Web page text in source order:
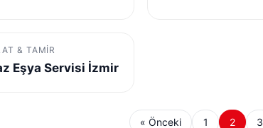
& TAMIR
Eşya Servisi İzmir
« Önceki 1 2 3